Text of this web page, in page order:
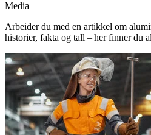
Media
Arbeider du med en artikkel om
historier, fakta og tall – her finner du